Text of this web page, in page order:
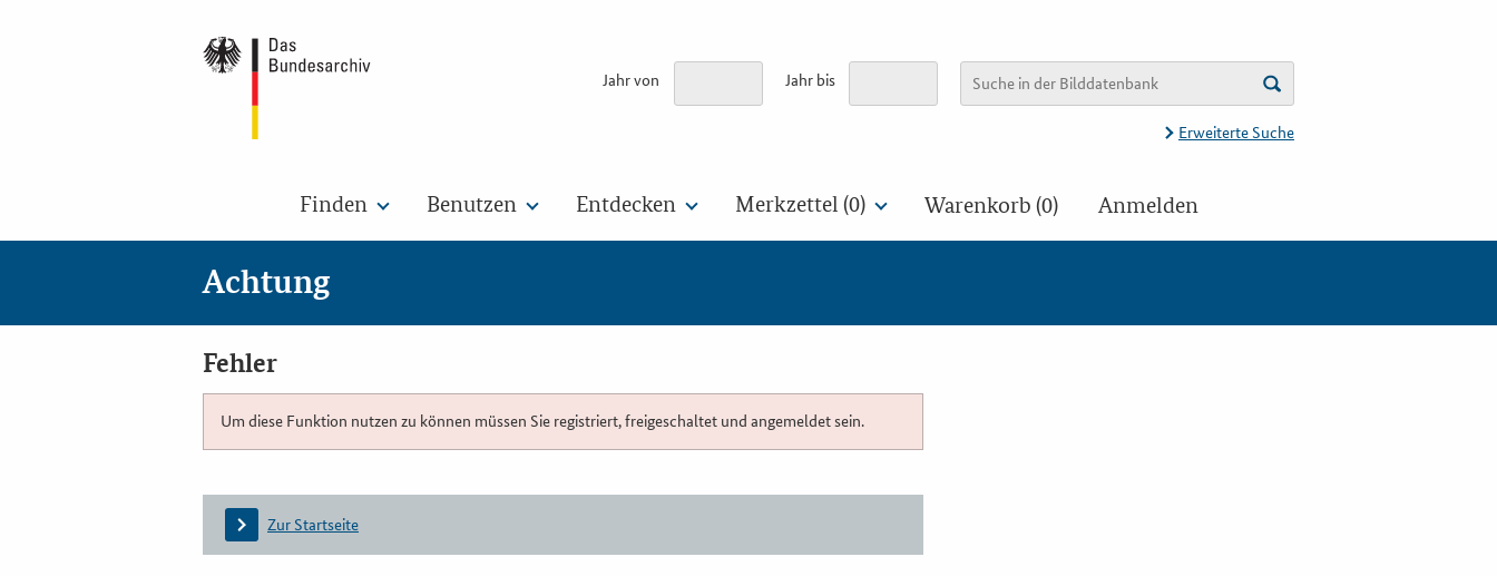
Jahr von Jahr bis
Erweiterte Suche
Finden Benutzen Entdecken Merkzettel (0) Warenkorb (0) Anmelden
Achtung
Fehler
Um diese Funktion nutzen zu können müssen Sie registriert, freigeschaltet und angemeldet sein.
Zur Startseite